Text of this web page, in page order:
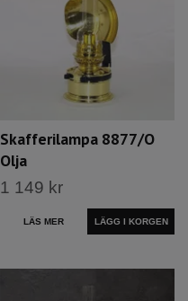
Skafferilampa 8877/O
Olja
1 149 kr
LÄS MER LÄGG I KORGEN